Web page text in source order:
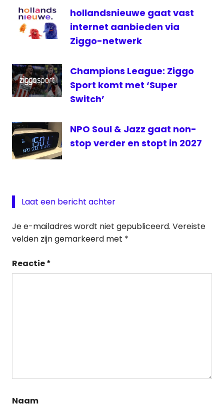
RTL
Z
televisie
Liempt
Live
hollandsnieuwe gaat vast
internet aanbieden via
Ziggo-netwerk
Champions League: Ziggo
Sport komt met ‘Super
Switch’
NPO Soul & Jazz gaat non-
stop verder en stopt in 2027
Laat een bericht achter
Je e-mailadres wordt niet gepubliceerd. Vereiste
velden zijn gemarkeerd met *
Reactie*
Naam